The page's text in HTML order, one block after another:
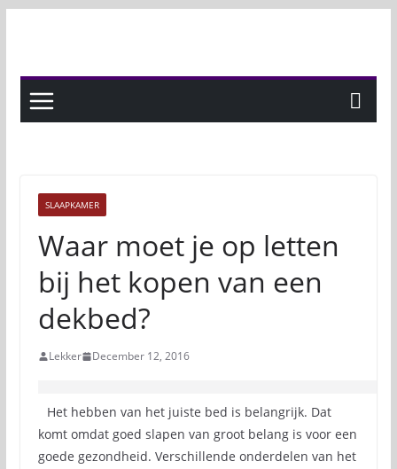
SLAAPKAMER
Waar moet je op letten
bij het kopen van een
dekbed?
Lekker December 12, 2016
Het hebben van het juiste bed is belangrijk. Dat
komt omdat goed slapen van groot belang is voor een
goede gezondheid. Verschillende onderdelen van het